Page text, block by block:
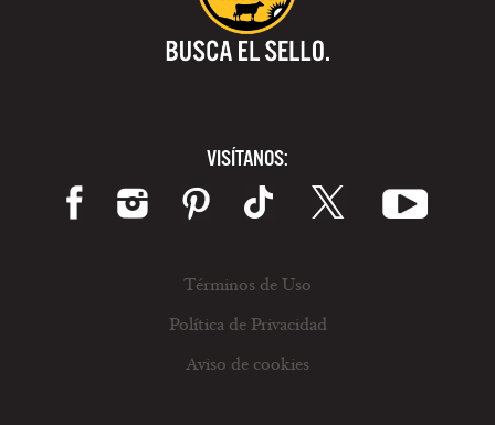
VISÍTANOS:
Términos de Uso
Política de Privacidad
Aviso de cookies